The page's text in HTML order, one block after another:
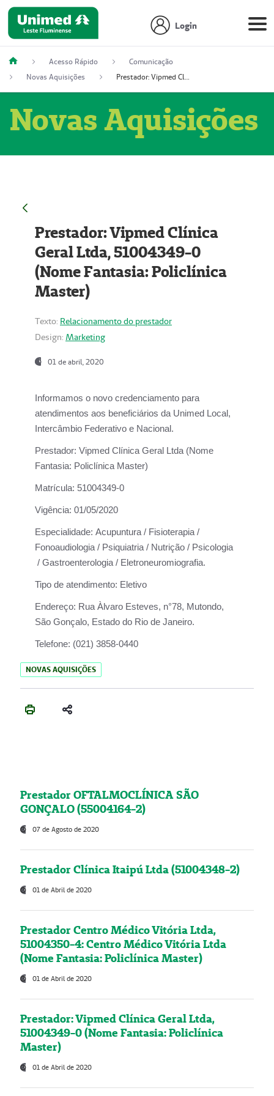
Login
Acesso Rápido
Comunicação
Novas Aquisições
Prestador: Vipmed Clínica Geral Ltda, 51004349-0 (Nome Fantasia: Policlínica Master)
Novas Aquisições
Prestador: Vipmed Clínica
Geral Ltda, 51004349-0
(Nome Fantasia: Policlínica
Master)
Texto: Relacionamento do prestador
Design: Marketing
01 de abril, 2020
Informamos o novo credenciamento para
atendimentos aos beneficiários da Unimed Local,
Intercâmbio Federativo e Nacional.
Prestador: Vipmed Clínica Geral Ltda (Nome
Fantasia: Policlínica Master)
Matrícula: 51004349-0
Vigência: 01/05/2020
Especialidade: Acupuntura / Fisioterapia /
Fonoaudiologia / Psiquiatria / Nutrição / Psicologia
/ Gastroenterologia / Eletroneuromiografia.
Tipo de atendimento: Eletivo
Endereço: Rua Àlvaro Esteves, n°78, Mutondo,
São Gonçalo, Estado do Rio de Janeiro.
Telefone: (021) 3858-0440
NOVAS AQUISIÇÕES
Prestador OFTALMOCLÍNICA SÃO
GONÇALO (55004164-2)
07 de Agosto de 2020
Prestador Clínica Itaipú Ltda (51004348-2)
01 de Abril de 2020
Prestador Centro Médico Vitória Ltda,
51004350-4: Centro Médico Vitória Ltda
(Nome Fantasia: Policlínica Master)
01 de Abril de 2020
Prestador: Vipmed Clínica Geral Ltda,
51004349-0 (Nome Fantasia: Policlínica
Master)
01 de Abril de 2020